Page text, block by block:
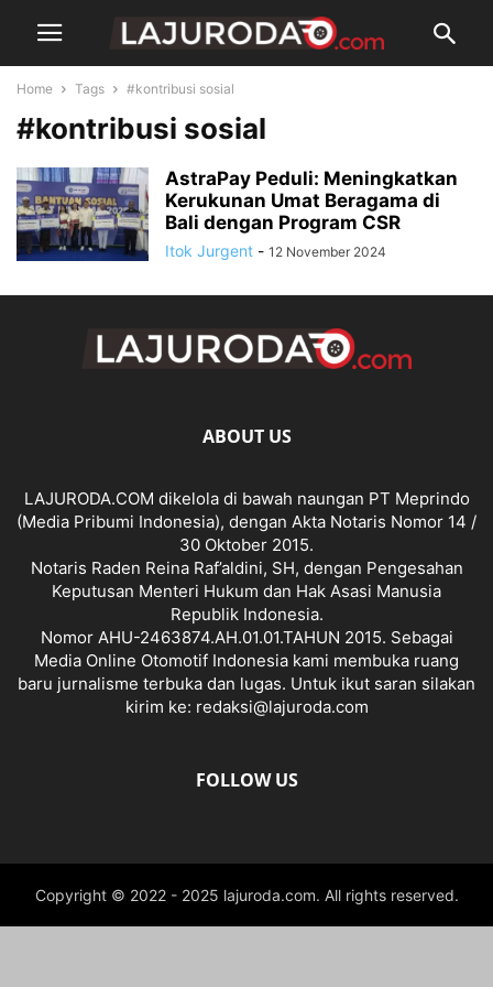
Home Tags #kontribusi sosial
#kontribusi sosial
AstraPay Peduli: Meningkatkan
Kerukunan Umat Beragama di
Bali dengan Program CSR
Itok Jurgent - 12 November 2024
ABOUT US
LAJURODA.COM dikelola di bawah naungan PT Meprindo
(Media Pribumi Indonesia), dengan Akta Notaris Nomor 14 /
30 Oktober 2015.
Notaris Raden Reina Raf’aldini, SH, dengan Pengesahan
Keputusan Menteri Hukum dan Hak Asasi Manusia
Republik Indonesia.
Nomor AHU-2463874.AH.01.01.TAHUN 2015. Sebagai
Media Online Otomotif Indonesia kami membuka ruang
baru jurnalisme terbuka dan lugas. Untuk ikut saran silakan
kirim ke: redaksi@lajuroda.com
FOLLOW US
Copyright © 2022 - 2025 lajuroda.com. All rights reserved.